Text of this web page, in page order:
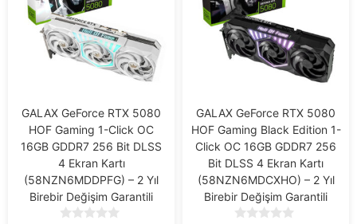
GALAX GeForce RTX 5080
HOF Gaming 1-Click OC
16GB GDDR7 256 Bit DLSS
4 Ekran Kartı
(58NZN6MDDPFG) – 2 Yıl
Birebir Değişim Garantili
GALAX GeForce RTX 5080
HOF Gaming Black Edition 1-
Click OC 16GB GDDR7 256
Bit DLSS 4 Ekran Kartı
(58NZN6MDCXHO) – 2 Yıl
Birebir Değişim Garantili